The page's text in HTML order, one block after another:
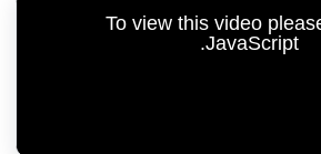
To view this video
JavaScript.